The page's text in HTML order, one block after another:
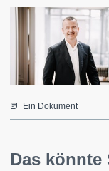
Ein Dokument
Das könnte